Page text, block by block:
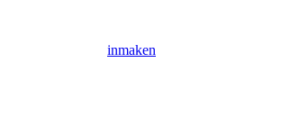
Wecken & inmaken